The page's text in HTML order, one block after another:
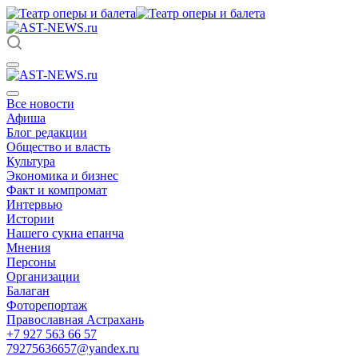
Все новости
Афиша
Блог редакции
Общество и власть
Культура
Экономика и бизнес
Факт и компромат
Интервью
Истории
Нашего сукна епанча
Мнения
Персоны
Организации
Балаган
Фоторепортаж
Православная Астрахань
+7 927 563 66 57
79275636657@yandex.ru